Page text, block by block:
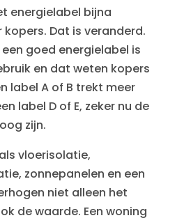
energielabel bijna
Dat is veranderd.
goed energielabel is
en dat weten kopers
label A of B trekt meer
label D of E, zeker nu de
zijn.
vloerisolatie,
zonnepanelen en een
niet alleen het
de waarde. Een woning